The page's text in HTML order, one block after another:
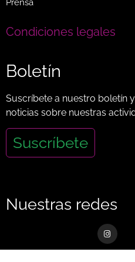
Prensa
Condiciones legales
Boletín
Suscríbete a nuestro boletín
noticias sobre nuestras
Suscríbete
Nuestras redes